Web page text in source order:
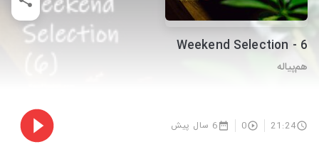
Weekend Selection - 6
هم‌پیاله
21:24
0 6 سال پیش